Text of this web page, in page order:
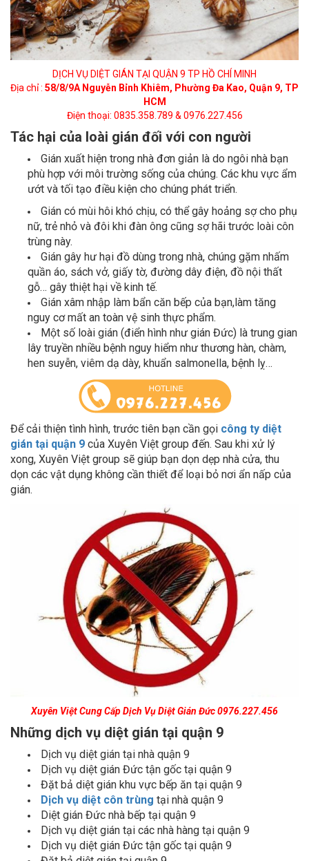
DỊCH VỤ DIỆT GIÁN TẠI QUẬN 9 TP HỒ CHÍ MINH
Địa chỉ :
58/8/9A Nguyễn Bỉnh Khiêm, Phường Đa Kao, Quận 9, TP
HCM
Điện thoại: 0835.358.789 & 0976.227.456
Tác hại của loài gián đối với con người
Gián xuất hiện trong nhà đơn giản là do ngôi nhà bạn
phù hợp với môi trường sống của chúng. Các khu vực ẩm
ướt và tối tạo điều kiện cho chúng phát triển.
Gián có mùi hôi khó chịu, có thể gây hoảng sợ cho phụ
nữ, trẻ nhỏ và đôi khi đàn ông cũng sợ hãi trước loài côn
trùng này.
Gián gây hư hại đồ dùng trong nhà, chúng gặm nhấm
quần áo, sách vở, giấy tờ, đường dây điện, đồ nội thất
gỗ… gây thiệt hại về kinh tế.
Gián xâm nhập làm bẩn căn bếp của bạn,làm tăng
nguy cơ mất an toàn vệ sinh thực phẩm.
Một số loài gián (điển hình như gián Đức) là trung gian
lây truyền nhiều bệnh nguy hiểm như thương hàn, chàm,
hen suyễn, viêm dạ dày, khuẩn salmonella, bệnh lỵ…
Để cải thiện tình hình, trước tiên bạn cần gọi công ty
diệt
gián tại quận 9 của Xuyên Việt group đến. Sau khi xử lý
xong, Xuyên Việt group sẽ giúp bạn dọn dẹp nhà cửa, thu
dọn các vật dụng không cần thiết để loại bỏ nơi ẩn nấp của
gián.
Xuyên Việt Cung Cấp Dịch Vụ Diệt Gián Đức
Những dịch vụ diệt gián tại quận 9
Dịch vụ diệt gián tại nhà quận 9
Dịch vụ diệt gián Đức tận gốc tại quận 9
Đặt bả diệt gián khu vực bếp ăn tại quận 9
Dịch vụ diệt côn trùngtại nhà quận 9
Diệt gián Đức nhà bếp tại quận 9
Dịch vụ diệt gián tại các nhà hàng tại quận 9
Dịch vụ diệt gián Đức tận gốc tại quận 9
Đặt bả diệt gián tại quận 9